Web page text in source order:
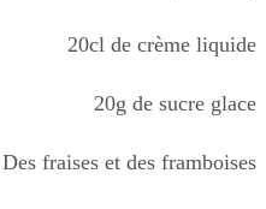
20cl de crème liquide
20g de sucre glace
Des fraises et des framboises